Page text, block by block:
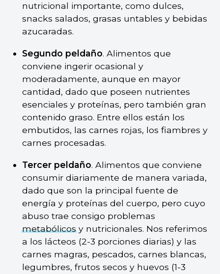
nutricional importante, como dulces,
snacks salados, grasas untables y bebidas
azucaradas.
Segundo peldaño. Alimentos que
conviene ingerir ocasional y
moderadamente, aunque en mayor
cantidad, dado que poseen nutrientes
esenciales y proteínas, pero también gran
contenido graso. Entre ellos están los
embutidos, las carnes rojas, los fiambres y
carnes procesadas.
Tercer peldaño. Alimentos que conviene
consumir diariamente de manera variada,
dado que son la principal fuente de
energía y proteínas del cuerpo, pero cuyo
abuso trae consigo problemas
metabólicosy nutricionales. Nos referimos
a los lácteos (2-3 porciones diarias) y las
carnes magras, pescados, carnes blancas,
legumbres, frutos secos y huevos (1-3